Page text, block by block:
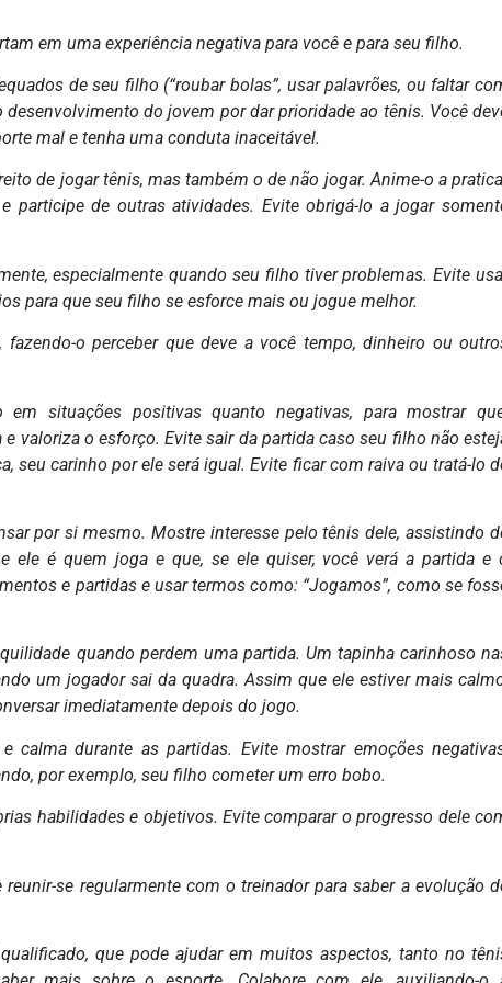
em uma experiência negativa para você e para seu filho.
de seu filho (“roubar bolas”, usar palavrões, ou faltar
do jovem por dar prioridade ao tênis. Você
mal e tenha uma conduta inaceitável.
de jogar tênis, mas também o de não jogar. Anime-o a
participe de outras atividades. Evite obrigá-lo a jogar
especialmente quando seu filho tiver problemas. Evite
para que seu filho se esforce mais ou jogue melhor.
o perceber que deve a você tempo, dinheiro ou
situações positivas quanto negativas, para mostrar
valoriza o esforço. Evite sair da partida caso seu filho não
seu carinho por ele será igual. Evite ficar com raiva ou tratá-lo
por si mesmo. Mostre interesse pelo tênis dele, assistindo
ele é quem joga e que, se ele quiser, você verá a partida e
e partidas e usar termos como: “Jogamos”, como se
quando perdem uma partida. Um tapinha carinhoso
um jogador sai da quadra. Assim que ele estiver mais
imediatamente depois do jogo.
calma durante as partidas. Evite mostrar emoções
por exemplo, seu filho cometer um erro bobo.
habilidades e objetivos. Evite comparar o progresso dele
se regularmente com o treinador para saber a evolução
que pode ajudar em muitos aspectos, tanto no